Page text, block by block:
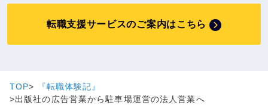
転職支援サービスのご案内はこちら
TOP
『転職体験記』
出版社の広告営業から駐車場運営の法人営業へ